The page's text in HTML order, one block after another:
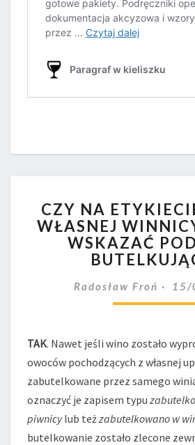
NA
WINA
Z
CZY NA
WŁASNEJ
WSKAZAĆ
Radosław Froń 15/
TAK. Nawet jeśli wino zostało
owoców pochodzących z własnej
zabutelkowane przez samego
oznaczyć je zapisem typu
piwnicylub teżzabutelkowano w
butelkowanie zostało zlecone